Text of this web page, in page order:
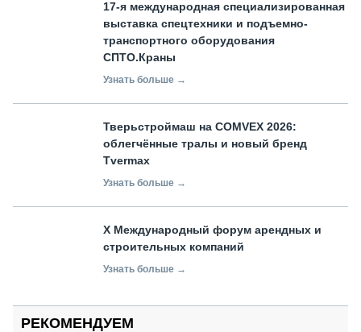
17-я международная специализированная
выставка спецтехники и подъемно-
транспортного оборудования
СПТО.Краны
Узнать больше →
Тверьстроймаш на COMVEX 2026:
облегчённые тралы и новый бренд
Tvermax
Узнать больше →
X Международный форум арендных и
строительных компаний
Узнать больше →
РЕКОМЕНДУЕМ